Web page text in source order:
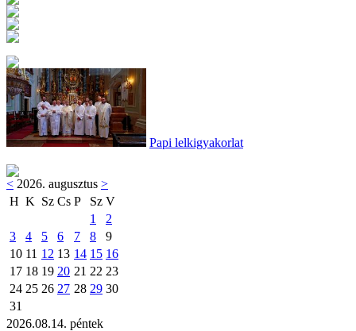
Papi lelkigyakorlat
< 2026. augusztus >
H K Sz Cs P Sz V
1
2
3
4 5 6 7 8
9
10 11 12 13 14 15 16
17 18 19 20 21 22 23
24 25 26 27 28 29 30
31
2026.08.14. péntek